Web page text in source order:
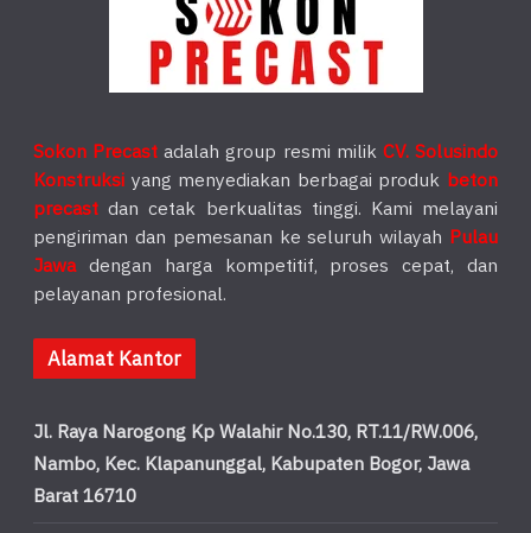
Sokon Precast adalah group resmi milik CV. Solusindo
Konstruksi yang menyediakan berbagai produk beton
precast dan cetak berkualitas tinggi. Kami melayani
pengiriman dan pemesanan ke seluruh wilayah Pulau
Jawadengan harga kompetitif, proses cepat, dan
pelayanan profesional.
Alamat Kantor
Jl. Raya Narogong Kp Walahir No.130, RT.11/RW.006,
Nambo, Kec. Klapanunggal, Kabupaten Bogor, Jawa
Barat 16710